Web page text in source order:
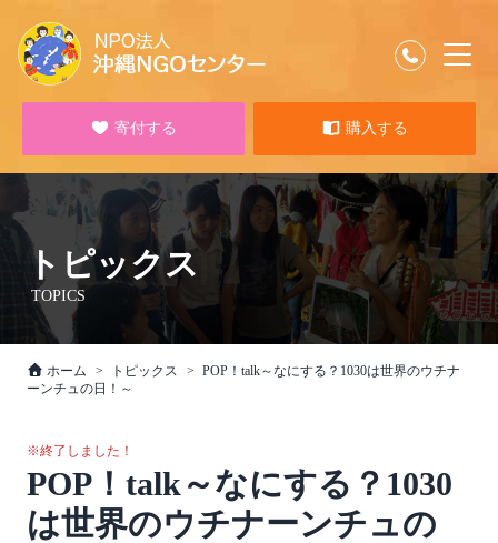
寄付する 購入する
トピックス
TOPICS
ホーム トピックス
POP！talk～なにする？1030は世界のウチナ
ーンチュの日！～
※終了しました！
POP！talk～なにする？1030
は世界のウチナーンチュの